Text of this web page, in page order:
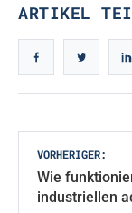
ARTIKEL
VORHERIGER:
Wie
industriellen